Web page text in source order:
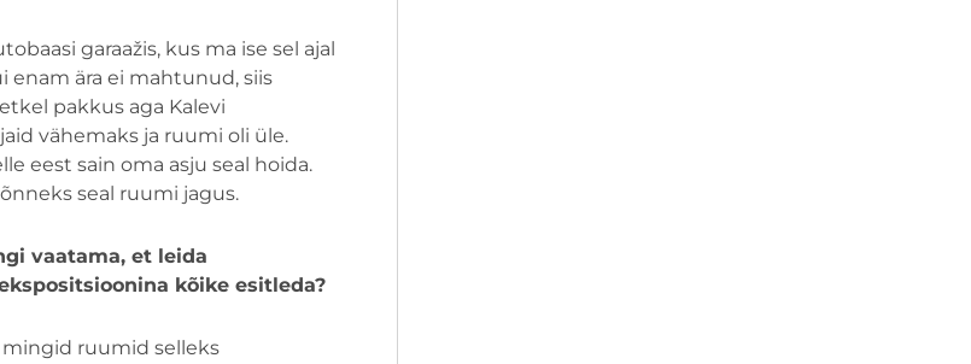
garaažis, kus ma ise sel ajal
enam ära ei mahtunud, siis
pakkus aga Kalevi
vähemaks ja ruumi oli üle.
eest sain oma asju seal hoida.
seal ruumi jagus.
vaatama, et leida
kõike esitleda?
mingid ruumid selleks